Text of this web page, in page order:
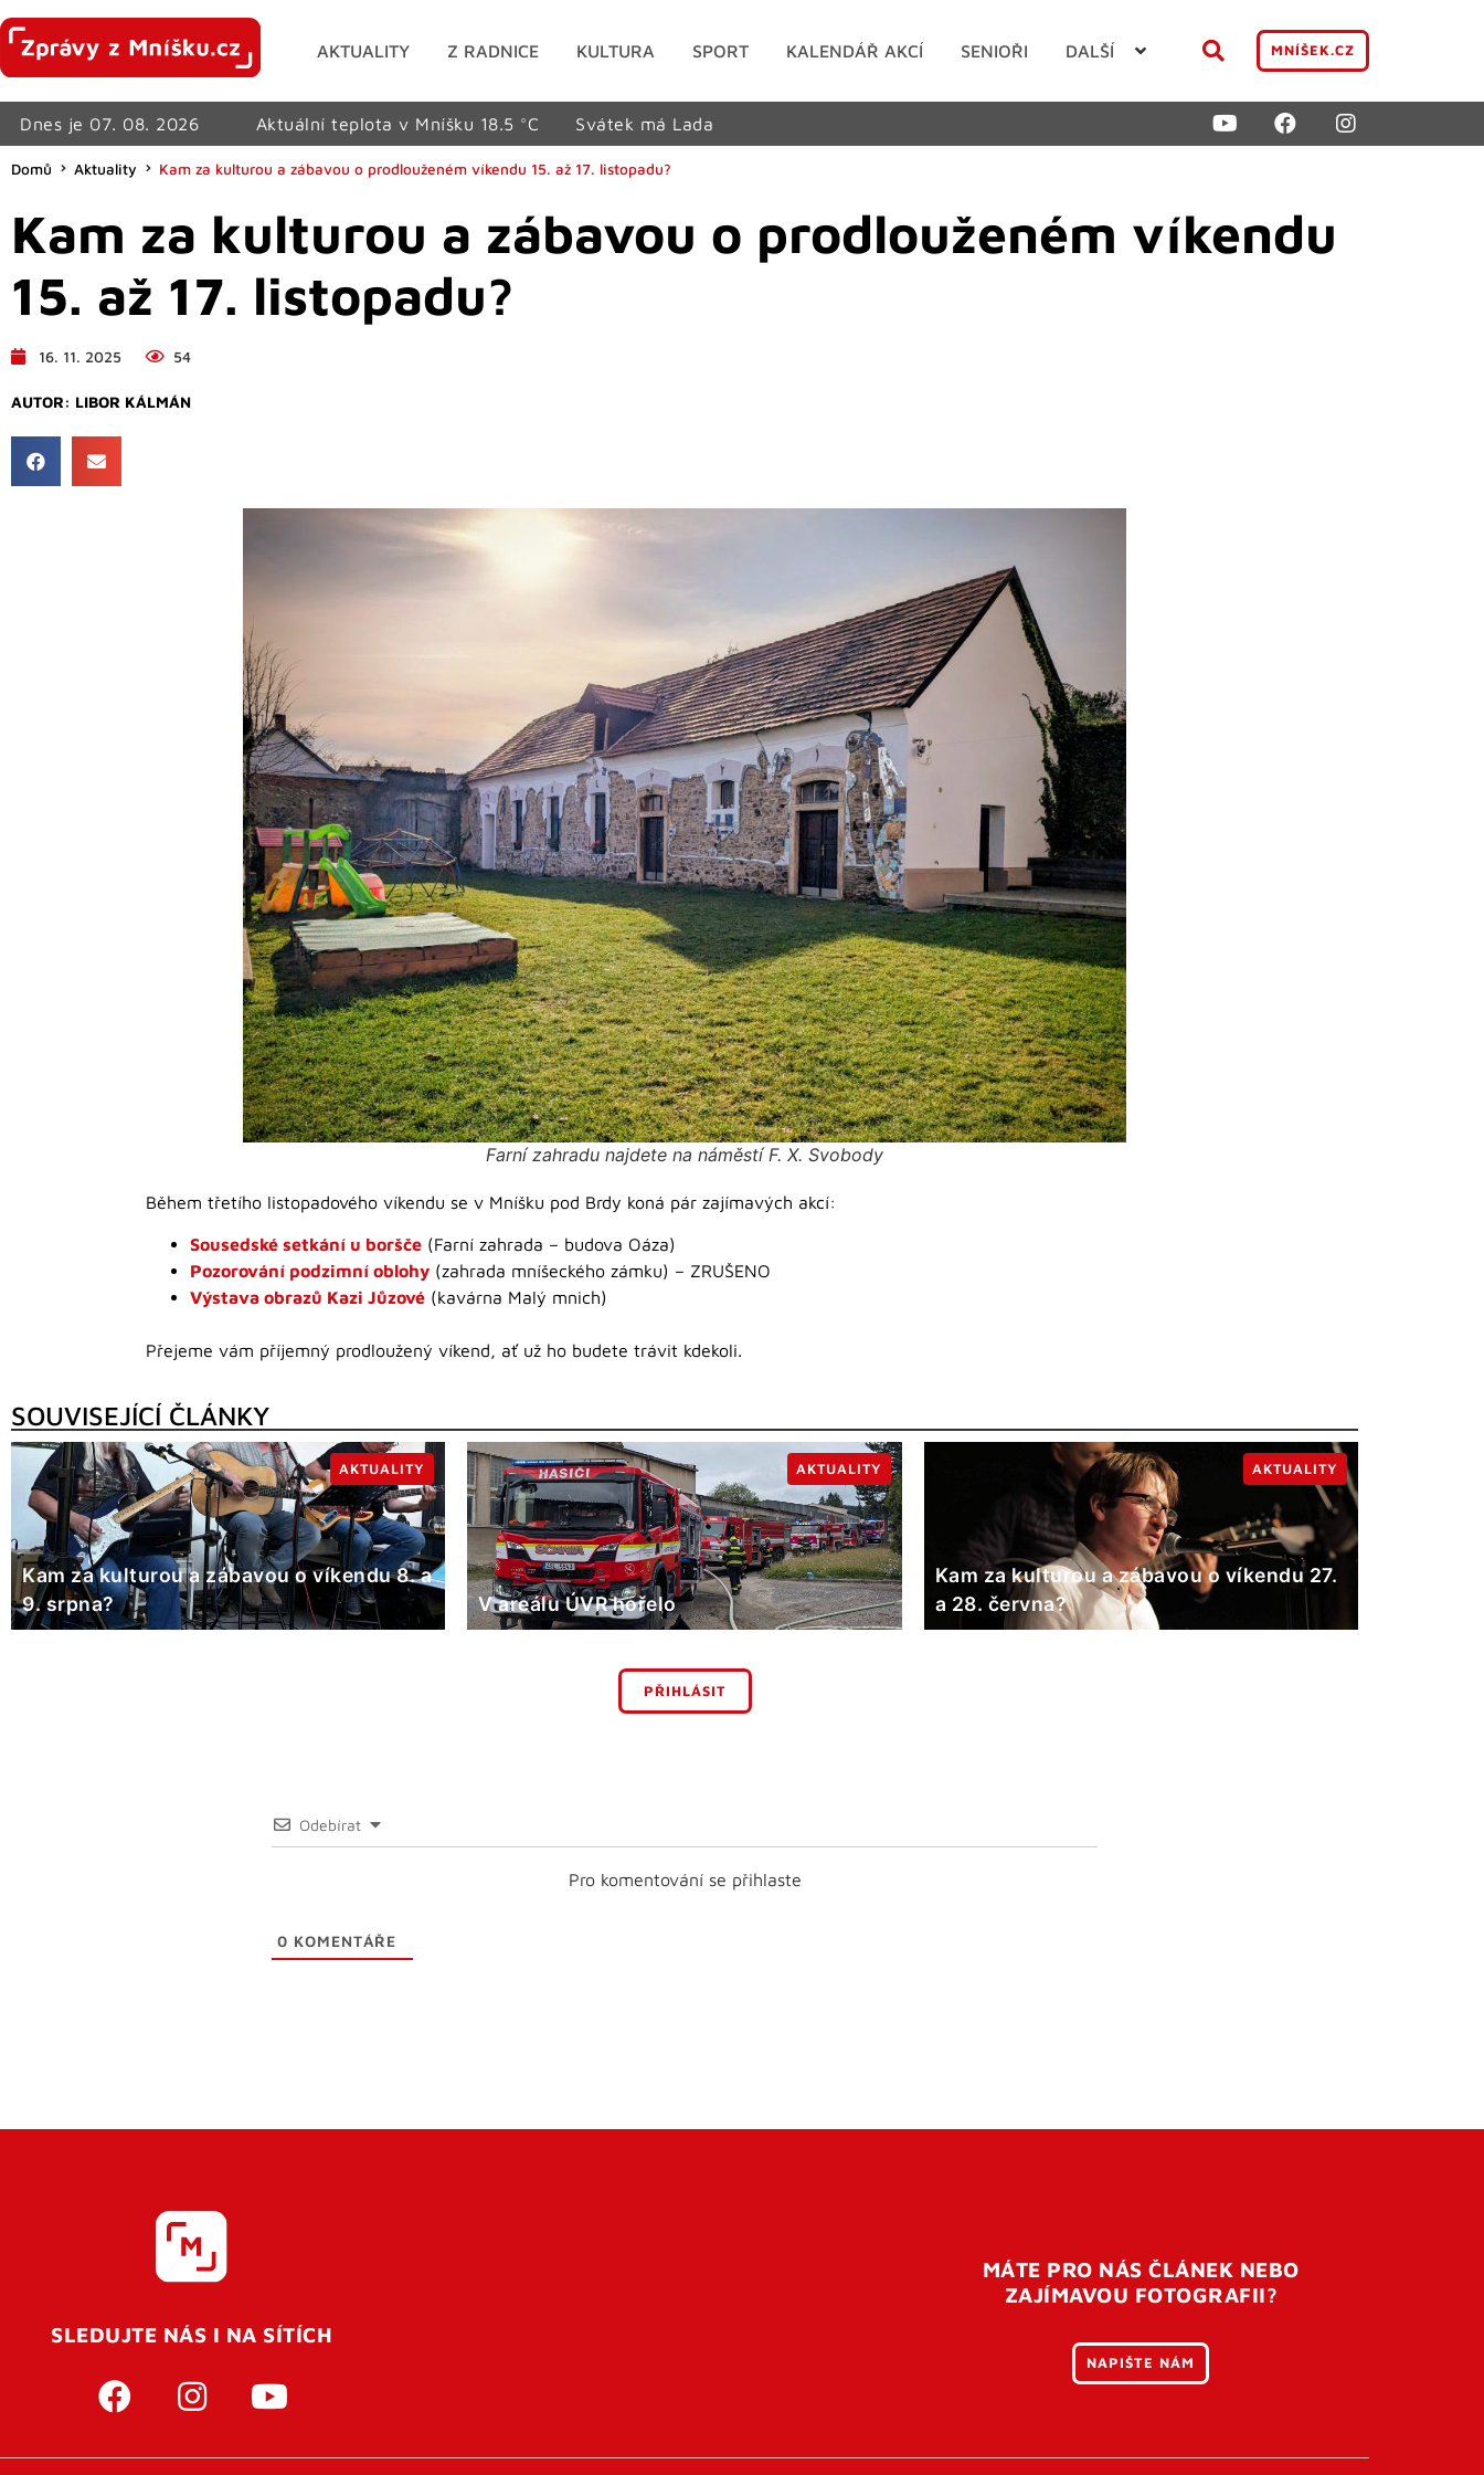
AKTUALITY Z RADNICE KULTURA SPORT KALENDÁŘ AKCÍ SENIOŘI DALŠÍ MNÍŠEK.CZ
Dnes je 07. 08. 2026 Aktuální teplota v Mníšku 18.5 °C Svátek má Lada
Domů Aktuality Kam za kulturou a zábavou o prodlouženém víkendu 15. až 17. listopadu?
Kam za kulturou a zábavou o prodlouženém víkendu
15. až 17. listopadu?
16. 11. 2025 54
AUTOR: LIBOR KÁLMÁN
Farní zahradu najdete na náměstí F. X. Svobody
Během třetího listopadového víkendu se v Mníšku pod Brdy koná pár zajímavých akcí:
Sousedské setkání u boršče (Farní zahrada – budova Oáza)
Pozorování podzimní oblohy (zahrada mníšeckého zámku) – ZRUŠENO
Výstava obrazů Kazi Jůzové (kavárna Malý mnich)
Přejeme vám příjemný prodloužený víkend, ať už ho budete trávit kdekoli.
SOUVISEJÍCÍ ČLÁNKY
Kam za kulturou a zábavou o víkendu 8. a
9. srpna?
AKTUALITY
V areálu ÚVR hořelo
AKTUALITY
Kam za kulturou a zábavou o víkendu 27.
a 28. června?
AKTUALITY
PŘIHLÁSIT
Odebírat
Pro komentování se přihlaste
0 KOMENTÁŘE
SLEDUJTE NÁS I NA SÍTÍCH
MÁTE PRO NÁS ČLÁNEK NEBO
ZAJÍMAVOU FOTOGRAFII?
NAPIŠTE NÁM